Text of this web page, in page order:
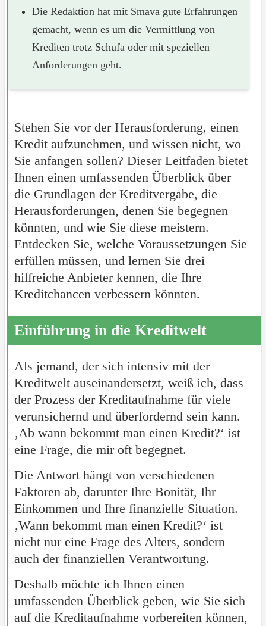
Die Redaktion hat mit Smava gute Erfahrungen
gemacht, wenn es um die Vermittlung von
Krediten trotz Schufa oder mit speziellen
Anforderungen geht.
Stehen Sie vor der Herausforderung, einen
Kredit aufzunehmen, und wissen nicht, wo
Sie anfangen sollen? Dieser Leitfaden bietet
Ihnen einen umfassenden Überblick über
die Grundlagen der Kreditvergabe, die
Herausforderungen, denen Sie begegnen
könnten, und wie Sie diese meistern.
Entdecken Sie, welche Voraussetzungen Sie
erfüllen müssen, und lernen Sie drei
hilfreiche Anbieter kennen, die Ihre
Kreditchancen verbessern könnten.
Einführung in die Kreditwelt
Als jemand, der sich intensiv mit der
Kreditwelt auseinandersetzt, weiß ich, dass
der Prozess der Kreditaufnahme für viele
verunsichernd und überfordernd sein kann.
‚Ab wann bekommt man einen Kredit?‘ ist
eine Frage, die mir oft begegnet.
Die Antwort hängt von verschiedenen
Faktoren ab, darunter Ihre Bonität, Ihr
Einkommen und Ihre finanzielle Situation.
‚Wann bekommt man einen Kredit?‘ ist
nicht nur eine Frage des Alters, sondern
auch der finanziellen Verantwortung.
Deshalb möchte ich Ihnen einen
umfassenden Überblick geben, wie Sie sich
auf die Kreditaufnahme vorbereiten können,